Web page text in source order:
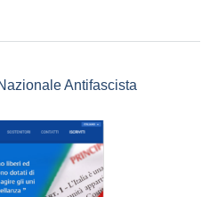
Antifascista